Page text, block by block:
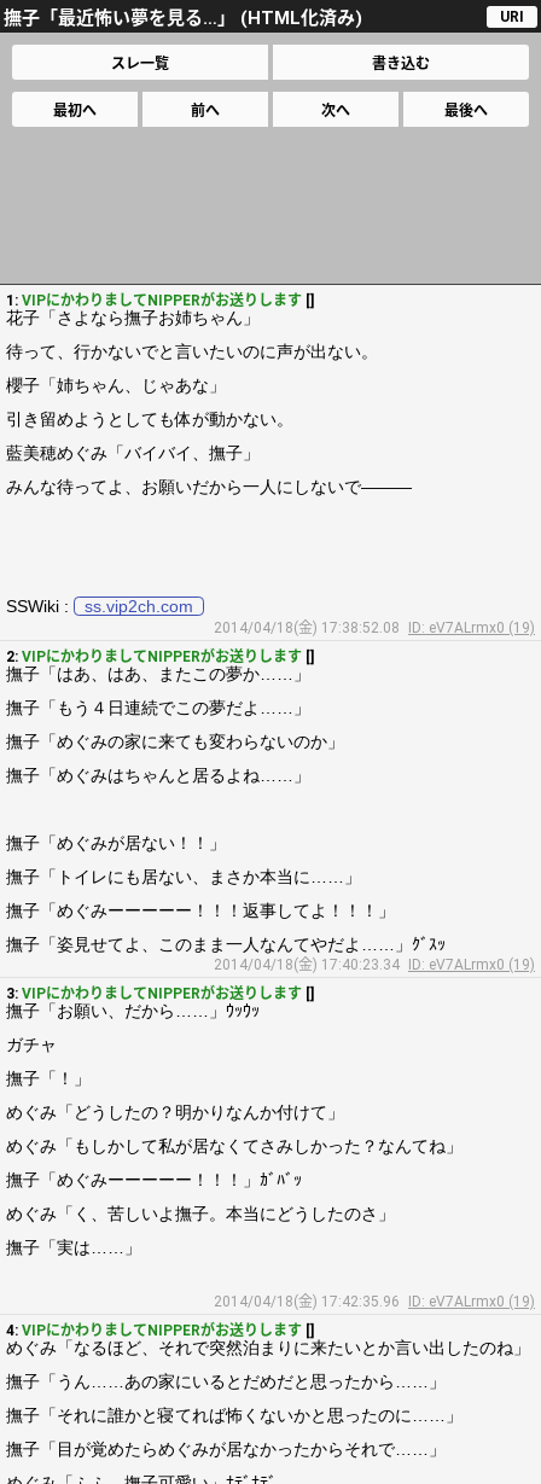
撫子「最近怖い夢を見る…」 (HTML化済み) URI
スレ一覧 書き込む
最初へ 前へ 次へ 最後へ
1: VIPにかわりましてNIPPERがお送りします []
花子「さよなら撫子お姉ちゃん」
待って、行かないでと言いたいのに声が出ない。
櫻子「姉ちゃん、じゃあな」
引き留めようとしても体が動かない。
藍美穂めぐみ「バイバイ、撫子」
みんな待ってよ、お願いだから一人にしないで―――
SSWiki : ss.vip2ch.com
2014/04/18(金) 17:38:52.08
ID: eV7ALrmx0 (19)
2: VIPにかわりましてNIPPERがお送りします []
撫子「はあ、はあ、またこの夢か……」
撫子「もう４日連続でこの夢だよ……」
撫子「めぐみの家に来ても変わらないのか」
撫子「めぐみはちゃんと居るよね……」
撫子「めぐみが居ない！！」
撫子「トイレにも居ない、まさか本当に……」
撫子「めぐみーーーーー！！！返事してよ！！！」
撫子「姿見せてよ、このまま一人なんてやだよ……」ｸﾞｽｯ
2014/04/18(金) 17:40:23.34
ID: eV7ALrmx0 (19)
3: VIPにかわりましてNIPPERがお送りします []
撫子「お願い、だから……」ｳｯｳｯ
ガチャ
撫子「！」
めぐみ「どうしたの？明かりなんか付けて」
めぐみ「もしかして私が居なくてさみしかった？なんてね」
撫子「めぐみーーーーー！！！」ｶﾞﾊﾞｯ
めぐみ「く、苦しいよ撫子。本当にどうしたのさ」
撫子「実は……」
2014/04/18(金) 17:42:35.96
ID: eV7ALrmx0 (19)
4: VIPにかわりましてNIPPERがお送りします []
めぐみ「なるほど、それで突然泊まりに来たいとか言い出したのね」
撫子「うん……あの家にいるとだめだと思ったから……」
撫子「それに誰かと寝てれば怖くないかと思ったのに……」
撫子「目が覚めたらめぐみが居なかったからそれで……」